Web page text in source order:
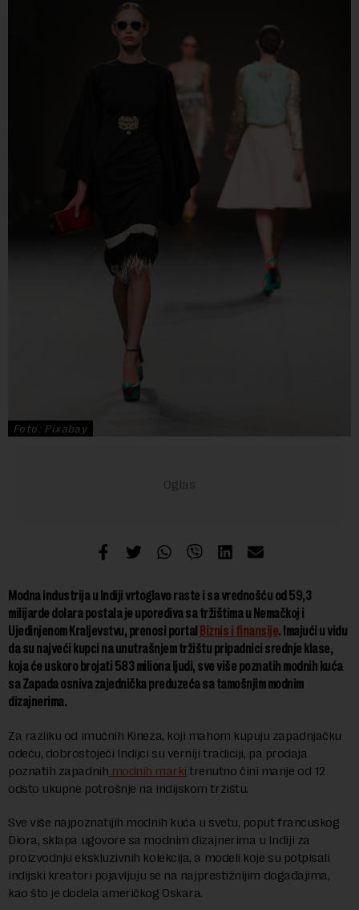
Foto: Pixabay
Modna industrija u Indiji vrtoglavo raste i sa vrednošću od 59,3
milijarde dolara postala je uporediva sa tržištima u Nemačkoj i
Ujedinjenom Kraljevstvu, prenosi portal Biznis i finansije. Imajući u vidu
da su najveći kupci na unutrašnjem tržištu pripadnici srednje klase,
koja će uskoro brojati 583 miliona ljudi, sve više poznatih modnih kuća
sa Zapada osniva zajednička preduzeća sa tamošnjim modnim
dizajnerima.
Za razliku od imućnih Kineza, koji mahom kupuju zapadnjačku
odeću, dobrostojeći Indijci su verniji tradiciji, pa prodaja
poznatih zapadnih modnih marki trenutno čini manje od 12
odsto ukupne potrošnje na indijskom tržištu.
Sve više najpoznatijih modnih kuća u svetu, poput francuskog
Diora, sklapa ugovore sa modnim dizajnerima u Indiji za
proizvodnju ekskluzivnih kolekcija, a modeli koje su potpisali
indijski kreatori pojavljuju se na najprestižnijim događajima,
kao što je dodela američkog Oskara.